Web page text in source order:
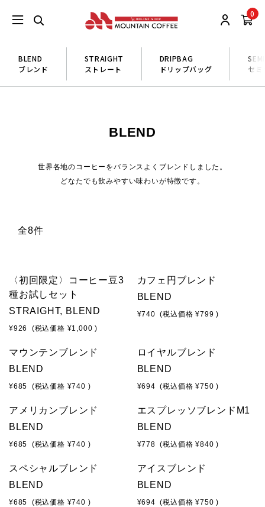
0
BLEND
ブレンド
STRAIGHT
ストレート
DRIPBAG
ドリップバッグ
セ
BLEND
世界各地のコーヒーをバランスよくブレンドしました。
どなたでも飲みやすい味わいが特徴です。
全8件
〈初回限定〉コーヒー豆3
種お試しセット
STRAIGHT, BLEND
¥926 (税込価格 ¥1,000 )
カフェ円ブレンド
BLEND
¥740 (税込価格 ¥799 )
マウンテンブレンド
BLEND
¥685 (税込価格 ¥740 )
ロイヤルブレンド
BLEND
¥694 (税込価格 ¥750 )
アメリカンブレンド
BLEND
¥685 (税込価格 ¥740 )
エスプレッソブレンドM1
BLEND
¥778 (税込価格 ¥840 )
スペシャルブレンド
BLEND
¥685 (税込価格 ¥740 )
アイスブレンド
BLEND
¥694 (税込価格 ¥750 )